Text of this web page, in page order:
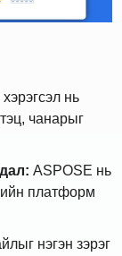
нь
чанарыг
ASPOSE нь
платформ
нэгэн зэрэг